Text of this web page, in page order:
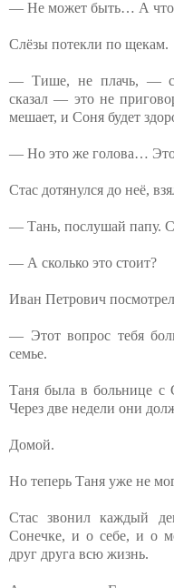
— Не может быть… А что
Слёзы потекли по щекам.
— Тише, не плачь, —
сказал — это не
мешает, и Соня будет
— Но это же голова…
Стас дотянулся до неё,
— Тань, послушай папу.
— А сколько это стоит?
Иван Петрович
— Этот вопрос тебя
семье.
Таня была в больнице с
Через две недели они
Домой.
Но теперь Таня уже не
Стас звонил каждый
Сонечке, и о себе, и о
друг друга всю жизнь.